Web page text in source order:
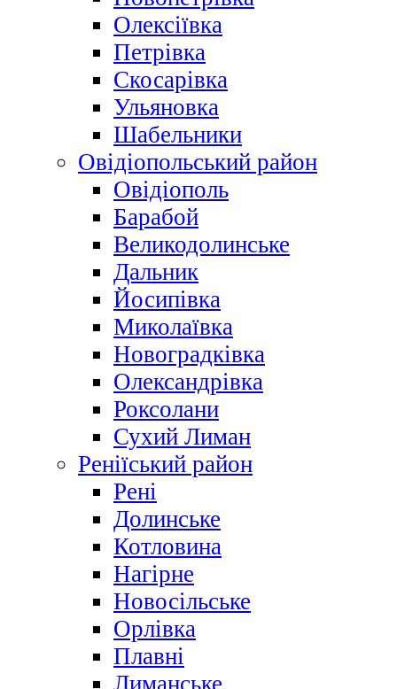
Олексіївка
Петрівка
Скосарівка
Ульяновка
Шабельники
Овідіопольський район
Овідіополь
Барабой
Великодолинське
Дальник
Йосипівка
Миколаївка
Новоградківка
Олександрівка
Роксолани
Сухий Лиман
Реніїський район
Рені
Долинське
Котловина
Нагірне
Новосільське
Орлівка
Плавні